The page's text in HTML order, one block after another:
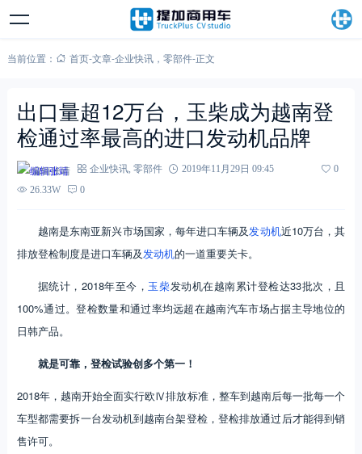
当前位置： 首页-文章-企业快讯， 零部件-正文
出口量超12万台，玉柴成为越南登
检通过率最高的进口发动机品牌
编辑张靖 企业快讯, 零部件 2019年11月29日 09:45
0
26.33W
0
越南是东南亚新兴市场国家，每年进口车辆及发动机近10万台，其
排放登检制度是进口车辆及发动机的一道重要关卡。
据统计，2018年至今， 玉柴发动机在越南累计登检达33批次，且
100%通过。登检数量和通过率均远超在越南汽车市场占据主导地位的
日韩产品。
就是可靠，登检试验创多个第一！
2018年，越南开始全面实行欧Ⅳ排放标准，整车到越南后每一批每一个
车型都需要拆一台发动机到越南台架登检，登检排放通过后才能得到销
售许可。